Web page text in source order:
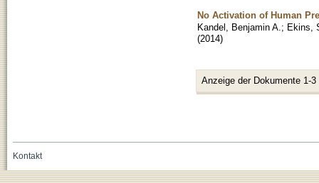
No Activation of Human
Kandel, Benjamin A. ; Ekins,
(2014)
Anzeige der Dokumente 1-3
Kontakt